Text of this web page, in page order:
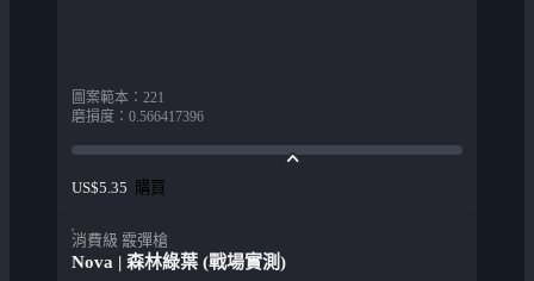
圖案範本 ： 221
磨損度 ： 0.566417396
US$5.35 購買
消費級 霰彈槍
Nova | 森林綠葉 (戰場實測)